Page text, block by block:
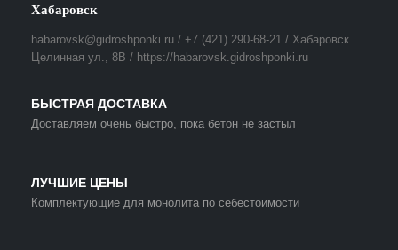
Хабаровск
habarovsk@gidroshponki.ru / +7 (421) 290-68-21 / Хабаровск
Целинная ул., 8В / https://habarovsk.gidroshponki.ru
БЫСТРАЯ ДОСТАВКА
Доставляем очень быстро, пока бетон не застыл
ЛУЧШИЕ ЦЕНЫ
Комплектующие для монолита по себестоимости